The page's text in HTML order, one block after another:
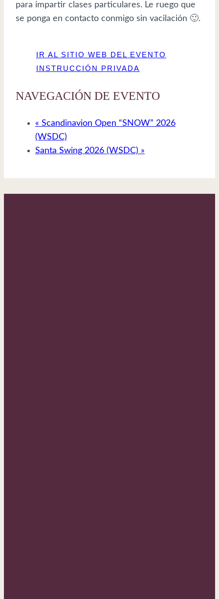
para impartir clases particulares. Le ruego que
se ponga en contacto conmigo sin vacilación 🙂.
IR AL SITIO WEB DEL EVENTO
INSTRUCCIÓN PRIVADA
NAVEGACIÓN DE EVENTO
« Scandinavion Open “SNOW” 2026
(WSDC)
Santa Swing 2026 (WSDC) »